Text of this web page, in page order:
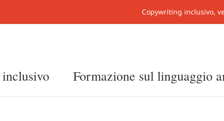
Copywriting inclusivo,
Formazione sul linguaggio